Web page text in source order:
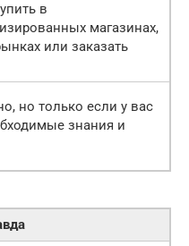
в
магазинах,
или заказать
но только если у вас
знания и